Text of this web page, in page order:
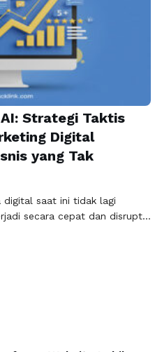
Strategi Taktis
Digital
yang Tak
digital saat ini tidak lagi
secara cepat dan disruptif.
telah menciptakan
…